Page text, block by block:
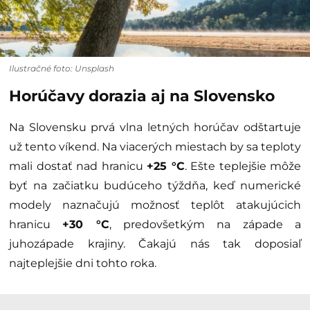
Ilustračné foto: Unsplash
Horúčavy dorazia aj na Slovensko
Na Slovensku prvá vlna letných horúčav odštartuje
už tento víkend. Na viacerých miestach by sa teploty
mali dostať nad hranicu +25 °C. Ešte teplejšie môže
byť na začiatku budúceho týždňa, keď numerické
modely naznačujú možnosť teplôt atakujúcich
hranicu +30 °C, predovšetkým na západe a
juhozápade krajiny. Čakajú nás tak doposiaľ
najteplejšie dni tohto roka.